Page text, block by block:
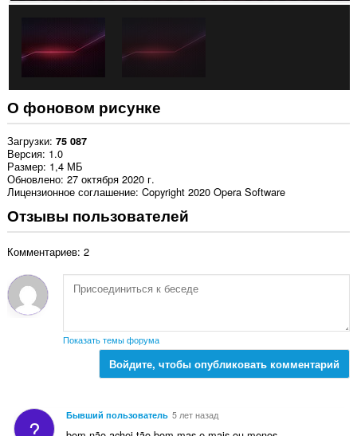
О фоновом рисунке
Загрузки 75 087
Версия 1.0
Размер 1,4 МБ
Обновлено 27 октября 2020 г.
Лицензионное соглашение Copyright 2020 Opera Software
Отзывы пользователей
Комментариев: 2
Показать темы форума
Войдите, чтобы опубликовать комментарий
? Бывший пользователь 5 лет назад